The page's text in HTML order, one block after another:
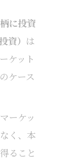
に投資
資） は
ケット
ケース
ーケッ
く、本
ること